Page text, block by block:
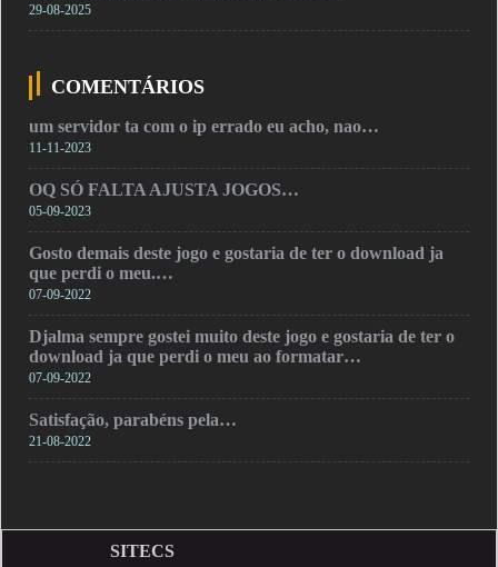
29-08-2025
COMENTÁRIOS
um servidor ta com o ip errado eu acho, nao…
11-11-2023
OQ SÓ FALTA AJUSTA JOGOS…
05-09-2023
Gosto demais deste jogo e gostaria de ter o download ja
que perdi o meu.…
07-09-2022
Djalma sempre gostei muito deste jogo e gostaria de ter o
download ja que perdi o meu ao formatar…
07-09-2022
Satisfação, parabéns pela…
21-08-2022
SITECS